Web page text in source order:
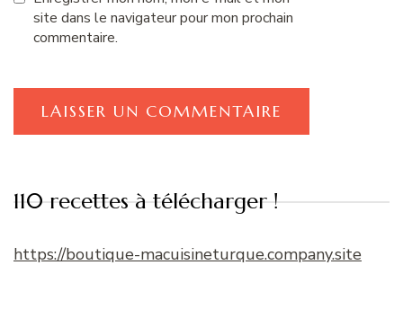
site dans le navigateur pour mon prochain
commentaire.
110 recettes à télécharger !
https://boutique-macuisineturque.company.site